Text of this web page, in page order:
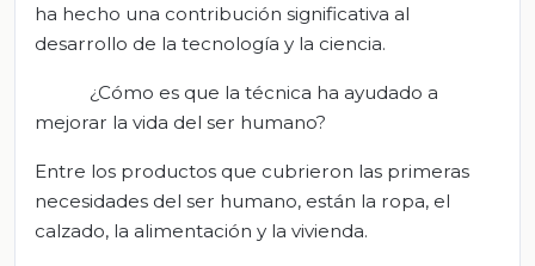
ha hecho una contribución significativa al
desarrollo de la tecnología y la ciencia.
¿Cómo es que la técnica ha ayudado a
mejorar la vida del ser humano?
Entre los productos que cubrieron las primeras
necesidades del ser humano, están la ropa, el
calzado, la alimentación y la vivienda.